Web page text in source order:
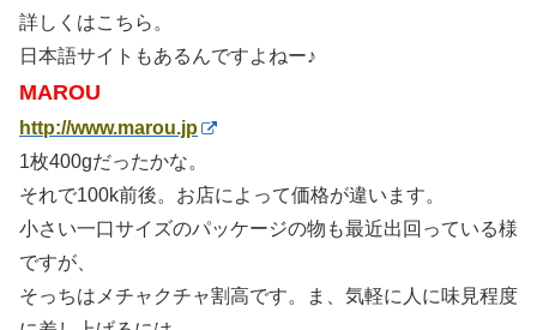
詳しくはこちら。
日本語サイトもあるんですよねー♪
MAROU
http://www.marou.jp
1枚400gだったかな。
それで100k前後。お店によって価格が違います。
小さい一口サイズのパッケージの物も最近出回っている様
ですが、
そっちはメチャクチャ割高です。ま、気軽に人に味見程度